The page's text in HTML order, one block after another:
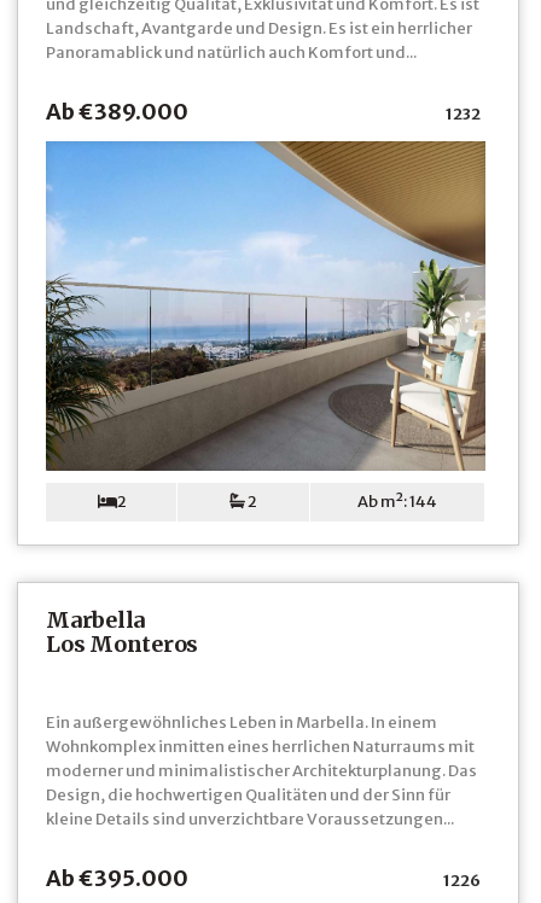
und gleichzeitig Qualität, Exklusivität und Komfort. Es ist
Landschaft, Avantgarde und Design. Es ist ein herrlicher
Panoramablick und natürlich auch Komfort und...
Ab €389.000 1232
2 2 Ab m²: 144
Marbella
Los Monteros
Ein außergewöhnliches Leben in Marbella. In einem
Wohnkomplex inmitten eines herrlichen Naturraums mit
moderner und minimalistischer Architekturplanung. Das
Design, die hochwertigen Qualitäten und der Sinn für
kleine Details sind unverzichtbare Voraussetzungen...
Ab €395.000 1226